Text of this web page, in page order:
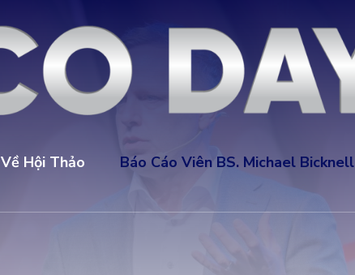
Về Hội Thảo Báo Cáo Viên BS. Michael Bicknell